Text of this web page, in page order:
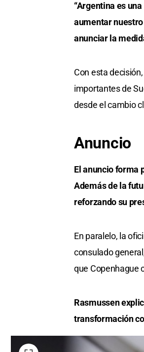
“Argentina es
aumentar
anunciar la
Con esta
importantes de
desde el cambio
Anuncio
El anuncio forma
Además de la
reforzando su
En paralelo, la
consulado
que Copenhague
Rasmussen
transformación